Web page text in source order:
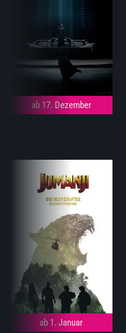
ab 17. Dezember
ab 1. Januar